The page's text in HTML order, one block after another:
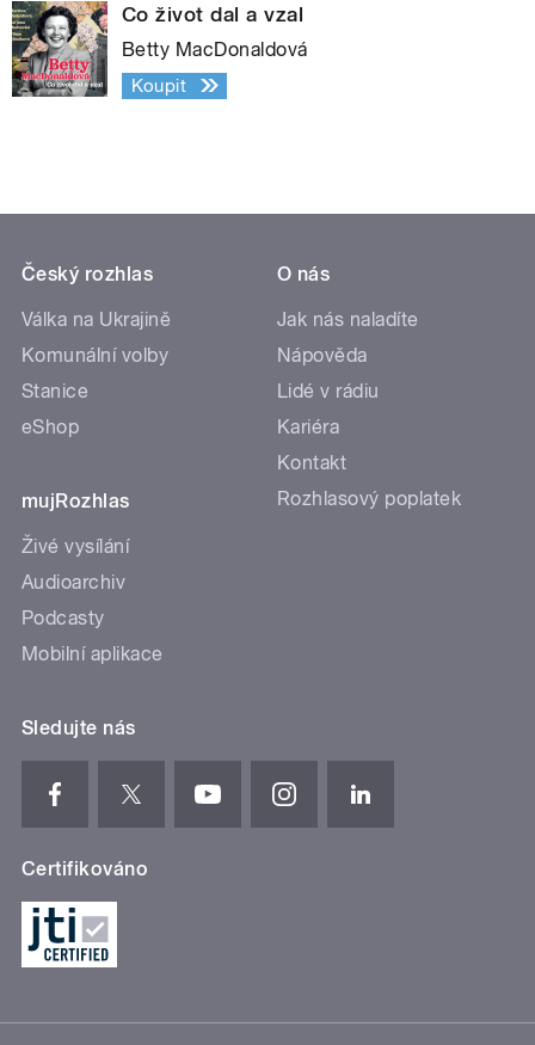
Co život dal a vzal
Betty MacDonaldová
Koupit
Český rozhlas
Válka na Ukrajině
Komunální volby
Stanice
eShop
mujRozhlas
Živé vysílání
Audioarchiv
Podcasty
Mobilní aplikace
O nás
Jak nás naladíte
Nápověda
Lidé v rádiu
Kariéra
Kontakt
Rozhlasový poplatek
Sledujte nás
Certifikováno